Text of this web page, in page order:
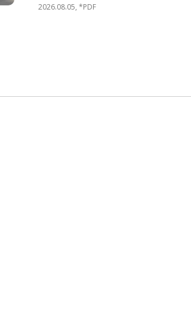
2026.08.05, *PDF